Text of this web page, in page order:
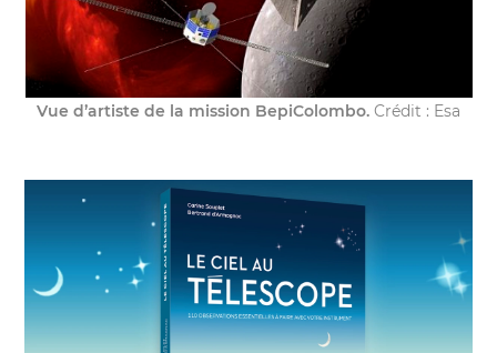
Vue d’artiste de la mission BepiColombo. Crédit : Esa